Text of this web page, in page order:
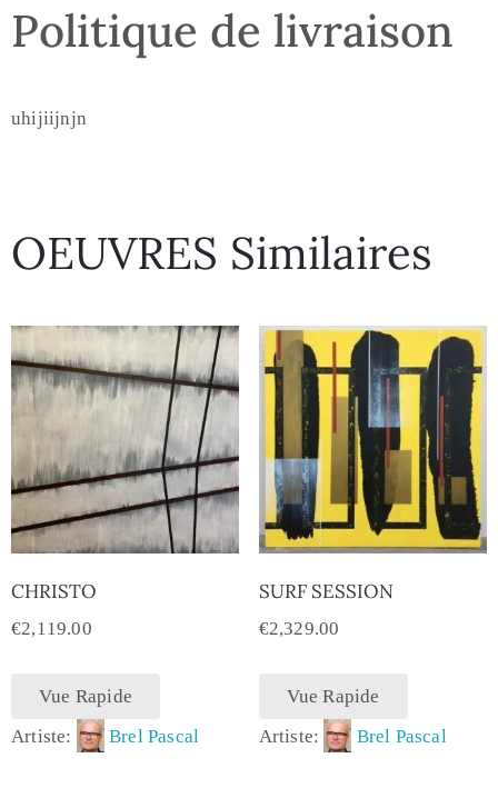
Politique de livraison
uhijiijnjn
OEUVRES Similaires
CHRISTO
€2,119.00
Vue Rapide
Artiste:
Brel Pascal
SURF SESSION
€2,329.00
Vue Rapide
Artiste:
Brel Pascal